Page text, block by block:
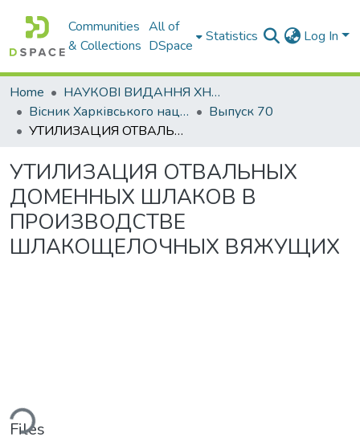
Communities
& Collections
All of
DSpace
Statistics Log In
Home
НАУКОВІ ВИДАННЯ ХНАДУ
Вісник Харківського національного автомобільно-дорожнього університету / Вестник Харьковского национального автомобильно-дорожного университета
Выпуск 70
УТИЛИЗАЦИЯ ОТВАЛЬНЫХ ДОМЕННЫХ ШЛАКОВ В ПРОИЗВОДСТВЕ ШЛАКОЩЕЛОЧНЫХ ВЯЖУЩИХ
УТИЛИЗАЦИЯ ОТВАЛЬНЫХ
ДОМЕННЫХ ШЛАКОВ В
ПРОИЗВОДСТВЕ
ШЛАКОЩЕЛОЧНЫХ ВЯЖУЩИХ
Files